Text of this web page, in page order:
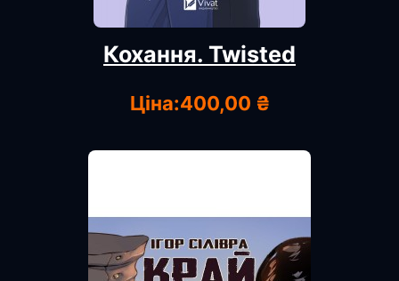
Кохання. Twisted
Ціна:400,00 ₴